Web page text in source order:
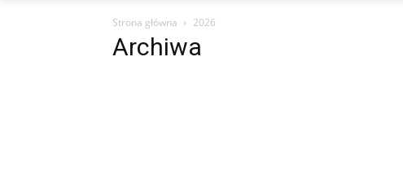
Strona główna 2026
Archiwa